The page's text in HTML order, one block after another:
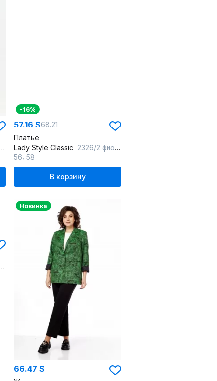
-16%
57.16 $68.21
Платье
Lady Style Classic 2326/2 фиолетовые-тона
56 58
В корзину
Новинка
66.47 $